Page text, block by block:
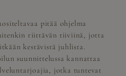
pitää ohjelma
riittävän tiiviinä, jotta
kestävistä juhlista.
suunnittelussa kannattaa
jotka tuntevat